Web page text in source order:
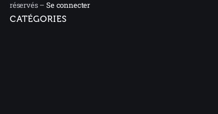
réservés –Se connecter
CATÉGORIES